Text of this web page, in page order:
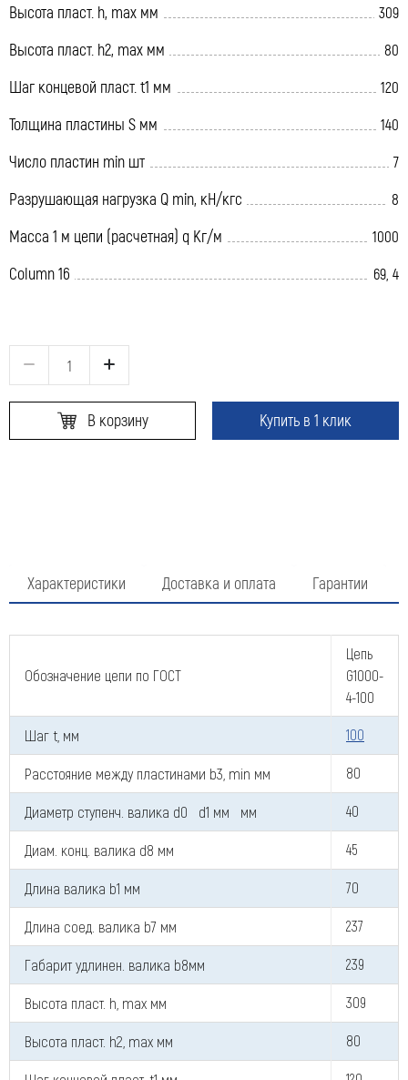
Высота пласт. h, max мм 309
Высота пласт. h2, max мм 80
Шаг концевой пласт. t1 мм 120
Толщина пластины S мм 140
Число пластин min шт 7
Разрушающая нагрузка Q min, кН/кгс 8
Масса 1 м цепи (расчетная) q Кг/м 1000
Column 16 69, 4
В корзину Купить в 1 клик
Характеристики Доставка и оплата Гарантии
Обозначение цепи по ГОСТ
Цепь
G1000-
4-100
Шаг t, мм 100
Расстояние между пластинами b3, min мм 80
Диаметр ступенч. валика d0 d1 мм мм 40
Диам. конц. валика d8 мм 45
Длина валика b1 мм 70
Длина соед. валика b7 мм 237
Габарит удлинен. валика b8мм 239
Высота пласт. h, max мм 309
Высота пласт. h2, max мм 80
Компания
Номер телефона для связи (обязательно)
Ваше сообщение